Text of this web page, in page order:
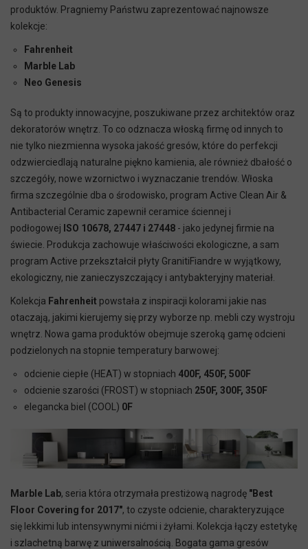
produktów. Pragniemy Państwu zaprezentować najnowsze
kolekcje:
Fahrenheit
Marble Lab
Neo Genesis
Są to produkty innowacyjne, poszukiwane przez architektów oraz
dekoratorów wnętrz. To co odznacza włoską firmę od innych to
nie tylko niezmienna wysoka jakość gresów, które do perfekcji
odzwierciedlają naturalne piękno kamienia, ale również dbałość o
szczegóły, nowe wzornictwo i wyznaczanie trendów. Włoska
firma szczególnie dba o środowisko, program Active Clean Air &
Antibacterial Ceramic zapewnił ceramice ściennej i
podłogowej ISO 10678, 27447 i 27448 - jako jedynej firmie na
świecie. Produkcja zachowuje właściwości ekologiczne, a sam
program Active przekształcił płyty GranitiFiandre w wyjątkowy,
ekologiczny, nie zanieczyszczający i antybakteryjny materiał.
Kolekcja Fahrenheit powstała z inspiracji kolorami jakie nas
otaczają, jakimi kierujemy się przy wyborze np. mebli czy wystroju
wnętrz. Nowa gama produktów obejmuje szeroką gamę odcieni
podzielonych na stopnie temperatury barwowej:
odcienie ciepłe (HEAT) w stopniach 400F, 450F, 500F
odcienie szarości (FROST) w stopniach 250F, 300F, 350F
elegancka biel (COOL) 0F
Marble Lab, seria która otrzymała prestiżową nagrodę "Best
Floor Covering for 2017", to czyste odcienie, charakteryzujące
się lekkimi lub intensywnymi nićmi i żyłami. Kolekcja łączy estetykę
i szlachetną barwę z uniwersalnością. Bogata gama gresów